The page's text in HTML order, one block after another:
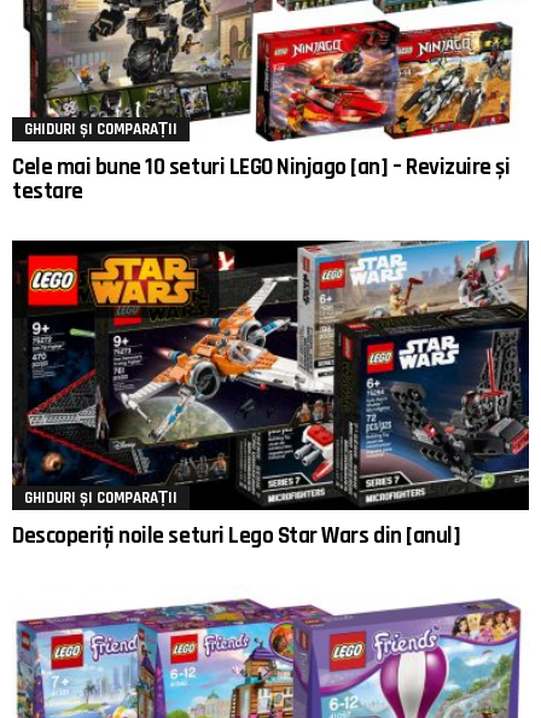
GHIDURI ȘI COMPARAȚII
Cele mai bune 10 seturi LEGO Ninjago [an] – Revizuire și
testare
GHIDURI ȘI COMPARAȚII
Descoperiți noile seturi Lego Star Wars din [anul]